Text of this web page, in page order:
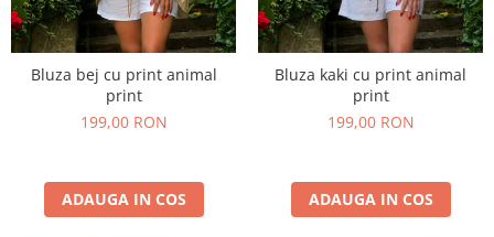
Bluza bej cu print animal
print
199,00 RON
ADAUGA IN COS
Bluza kaki cu print animal
print
199,00 RON
ADAUGA IN COS